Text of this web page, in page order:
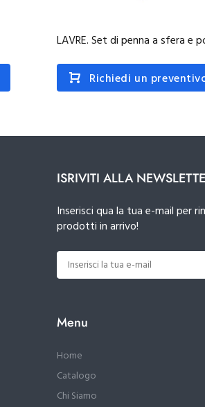
LAVRE. Set di penna a sfera e
Richiedi un
ISRIVITI ALLA
Inserisci qua la tua e-mail per
prodotti in arrivo!
Menu
Home
Catalogo
Chi Siamo